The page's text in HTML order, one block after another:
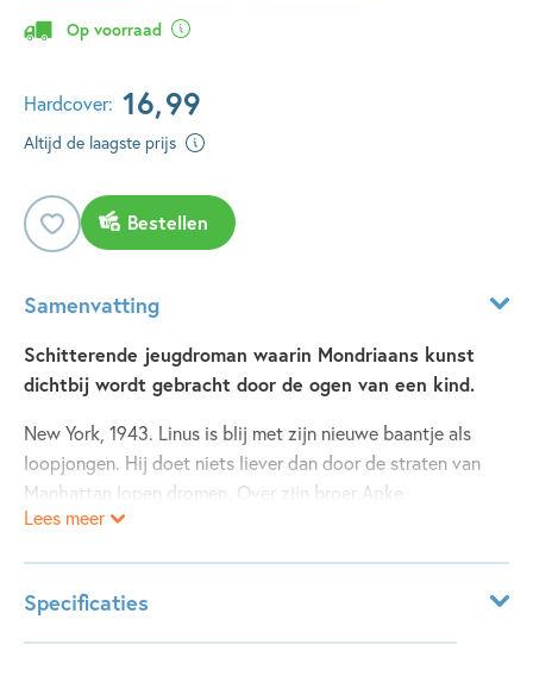
Op voorraad
Hardcover: 16,99
Altijd de laagste prijs
Bestellen
Samenvatting
Schitterende jeugdroman waarin Mondriaans kunst
dichtbij wordt gebracht door de ogen van een kind.
New York, 1943. Linus is blij met zijn nieuwe baantje als
loopjongen. Hij doet niets liever dan door de straten van
Manhattan lopen dromen. Over zijn broer Apke
bijvoorbeeld, die naar Europa gaat om mee te vechten in de
ziet er van buiten uit als alle andere. Binnen, in het atelier
van mister Orange, is alles anders. Zelfs als het regent is
Lees meer
Specificaties
Leeftijdsindicatie: 10 - 12 jaar